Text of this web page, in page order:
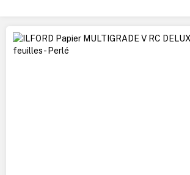
Ignorer la galerie d'images